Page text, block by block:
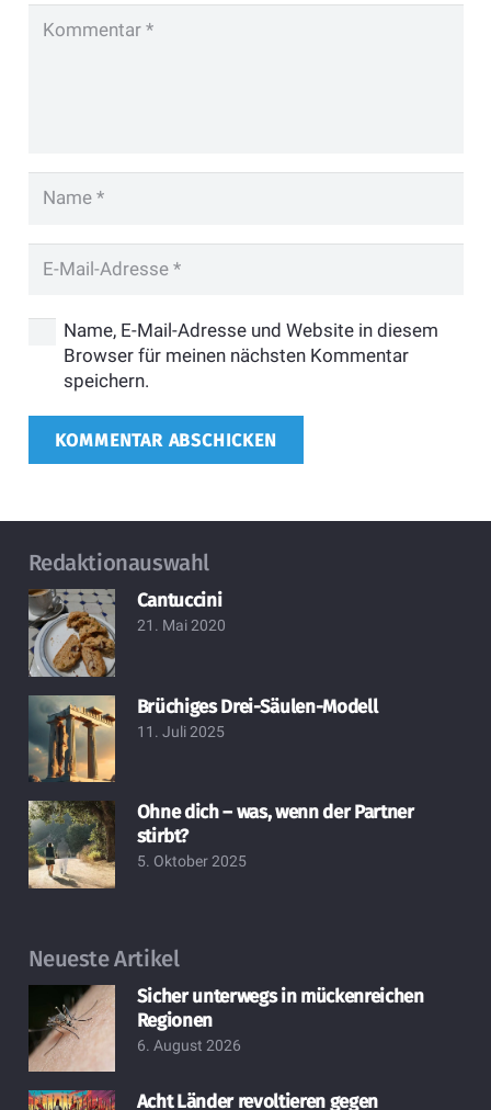
Name, E-Mail-Adresse und Website in diesem
Browser für meinen nächsten Kommentar
speichern.
KOMMENTAR ABSCHICKEN
Redaktionauswahl
Cantuccini
21. Mai 2020
Brüchiges Drei-Säulen-Modell
11. Juli 2025
Ohne dich – was, wenn der Partner
stirbt?
5. Oktober 2025
Neueste Artikel
Sicher unterwegs in mückenreichen
Regionen
6. August 2026
Acht Länder revoltieren gegen